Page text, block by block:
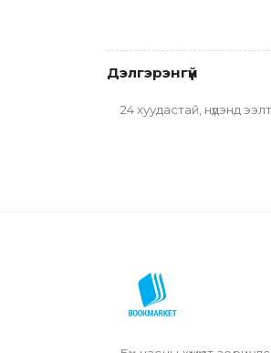
Дэлгэрэнгүй
24 хуудастай, нүдэнд